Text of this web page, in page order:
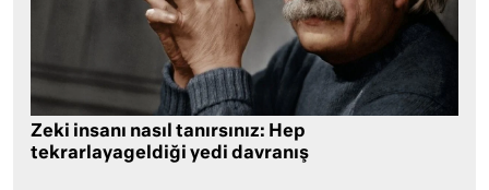
Zeki insanı nasıl tanırsınız: Hep
tekrarlayageldiği yedi davranış